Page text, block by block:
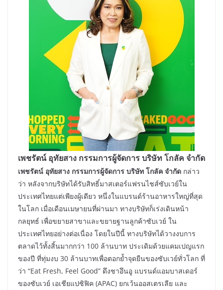
เพชรัตน์ อุทัยสาง กรรมการผู้จัดการ บริษัท โกลัค จำกัด
เพชรัตน์ อุทัยสาง กรรมการผู้จัดการ บริษัท โกลัค จำกัด กล่าว
ว่า หลังจากบริษัทได้รับสิทธิ์มาสเตอร์แฟรนไชส์ซับเวย์ใน
ประเทศไทยแต่เพียงผู้เดียว หนึ่งในแบรนด์ร้านอาหารใหญ่ที่สุด
ในโลก เมื่อเดือนเมษายนที่ผ่านมา ทางบริษัทก็เร่งเดินหน้า
กลยุทธ์ เพื่อขยายสาขาและขยายฐานลูกค้าซับเวย์ ใน
ประเทศไทยอย่างต่อเนื่อง โดยในปีนี้ ทางบริษัทได้วางงบการ
ตลาดไว้ทั้งสิ้นมากกว่า 100 ล้านบาท ประเดิมด้วยแคมเปญแรก
ของปี ที่ทุ่มงบ 30 ล้านบาทเพื่อตอกย้ำจุดยืนของซับเวย์ทั่วโลก ที่
ว่า “Eat Fresh, Feel Good” ดึงชาอึนอู แบรนด์แอมบาสเดอร์
ของซับเวย์ เอเชียแปซิฟิค (APAC) ยกเว้นออสเตรเลีย และ